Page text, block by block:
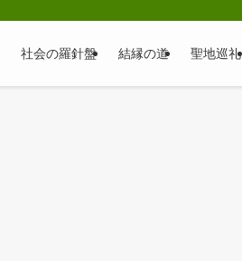
社会の羅針盤 結縁の道 聖地巡礼